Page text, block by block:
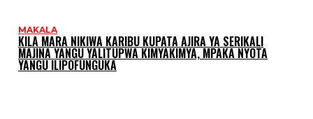
MAKALA
KILA MARA NIKIWA KARIBU KUPATA AJIRA YA SERIKALI
MAJINA YANGU YALITUPWA KIMYAKIMYA, MPAKA NYOTA
YANGU ILIPOFUNGUKA